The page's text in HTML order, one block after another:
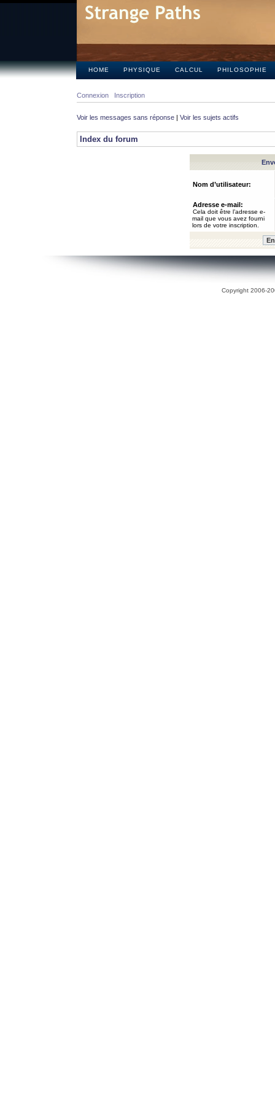
HOME PHYSIQUE CALCUL PHILOSOPHIE
Connexion Inscription
Voir les messages sans réponse | Voir les sujets actifs
Index du forum
Nom d’utilisateur:
Adresse e-mail:
Cela doit être l’adresse e-
mail que vous avez fourni
lors de votre inscription.
Copyright 2006-